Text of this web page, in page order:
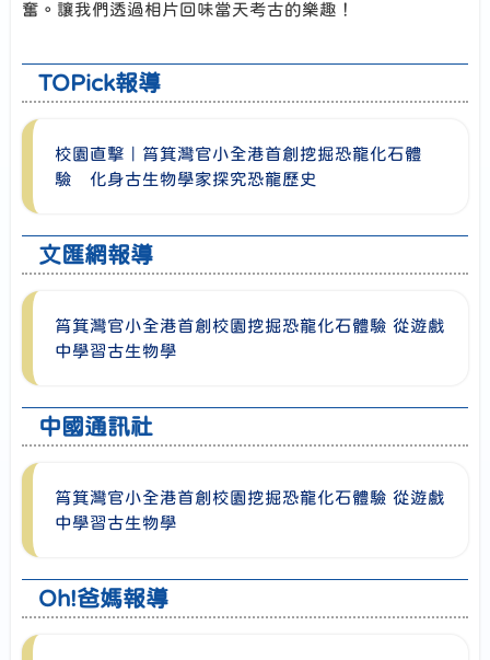
奮。讓我們透過相片回味當天考古的樂趣！
TOPick報導
校園直擊｜筲箕灣官小全港首創挖掘恐龍化石體
驗 化身古生物學家探究恐龍歷史
文匯網報導
筲箕灣官小全港首創校園挖掘恐龍化石體驗 從遊戲
中學習古生物學
中國通訊社
筲箕灣官小全港首創校園挖掘恐龍化石體驗 從遊戲
中學習古生物學
Oh!爸媽報導